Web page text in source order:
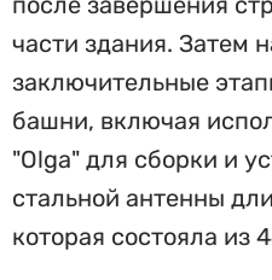
части здания. Затем
заключительные
башни, включая
"Olga" для сборки и
стальной антенны
которая состояла из